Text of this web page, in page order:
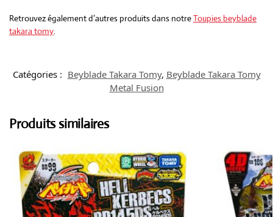
Retrouvez également d’autres produits dans notreToupies beyblade
takara tomy.
Catégories : Beyblade Takara Tomy, Beyblade Takara Tomy
Metal Fusion
Produits similaires